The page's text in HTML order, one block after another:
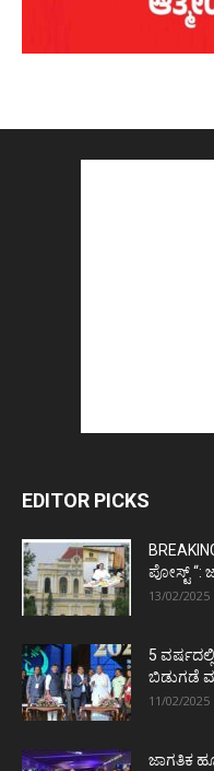
EDITOR PICKS
ಪೋಸ್ಟ್‌ “:
13/02/2025
5
ಬಿಡುಗಡೆ
11/02/2025
ಜಾಗತಿಕ